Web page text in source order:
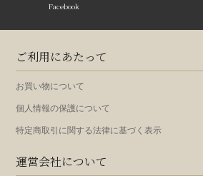
Facebook
ご利用にあたって
お買い物について
個人情報の保護について
特定商取引に関する法律に基づく表示
運営会社について